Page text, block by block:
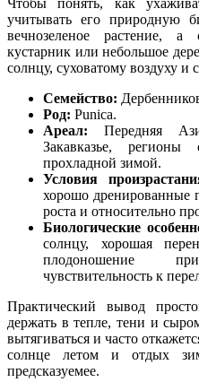
Чтобы понять, как
учитывать его природную
вечнозеленое растение, а
кустарник или небольшое
солнцу, суховатому воздуху и
Семейство:
Род: Punica.
Ареал: Передняя
Закавказье,
прохладной зимой.
Условия
хорошо дренированные
роста и относительно
Биологические
солнцу, хорошая
плодоношение
чувствительность к
Практический вывод
держать в тепле, тени и
вытягиваться и часто
солнце летом и отдых
предсказуемее.